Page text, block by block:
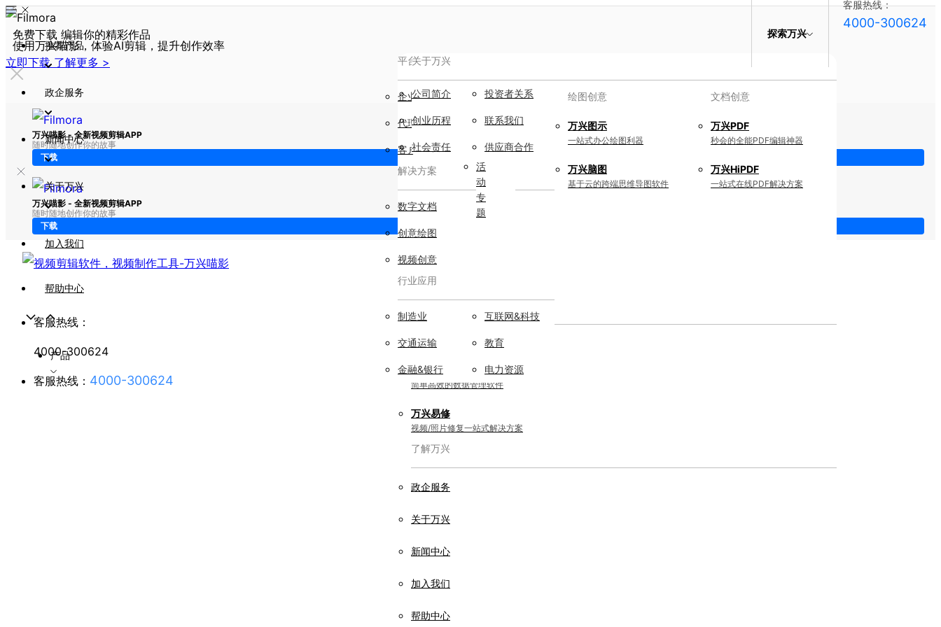
免费下载 编辑你的精彩作品
使用万兴喵影，体验AI剪辑，提升创作效率
立即下载 了解更多 >
万兴喵影 - 全新视频剪辑APP
随时随地创作你的故事
下载
万兴喵影 - 全新视频剪辑APP
随时随地创作你的故事
下载
探索万兴
客服热线：
4000-300624
推荐产品
AIGC数字创意
视频创意
万兴剧厂
AI驱动的一站式精品影视内容创作平
台
AI赋能，你也是剪辑大师
万兴天幕
一句话生成视频/图片/音乐
让照片动起来
绘图创意
万兴图示
一站式办公绘图利器
万兴脑图
基于云的跨端思维导图软件
文档创意
万兴PDF
秒会的全能PDF编辑神器
万兴HiPDF
一站式在线PDF解决方案
实用工具
万兴恢复专家
简单高效的数据管理软件
万兴易修
视频/照片修复一站式解决方案
了解万兴
政企服务
关于万兴
新闻中心
加入我们
帮助中心
政企服务
平台服务
企业用户
代理商
客户案例
解决方案
数字文档
创意绘图
视频创意
行业应用
制造业
交通运输
金融&银行
互联网&科技
教育
电力资源
新闻中心
新
动
活
动
专
题
关于万兴
关于万兴
公司简介
创业历程
社会责任
投资者关系
联系我们
供应商合作
加入我们
帮助中心
客服热线：
4000-300624
客服热线： 4000-300624
产品